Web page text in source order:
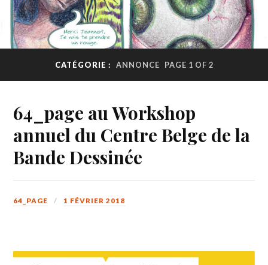
CATÉGORIE : ANNONCE PAGE 1 OF 2
64_page au Workshop
annuel du Centre Belge de la
Bande Dessinée
64_PAGE 1 FÉVRIER 2018